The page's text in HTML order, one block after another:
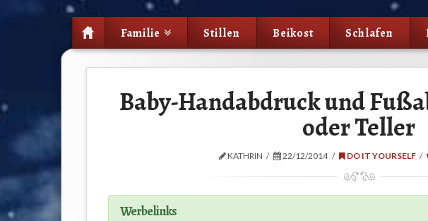
Familie Stillen Beikost Schlafen
Baby-Handabdruck und
oder Teller
KATHRIN 22/12/2014 DO IT YOURSELF
Werbelinks